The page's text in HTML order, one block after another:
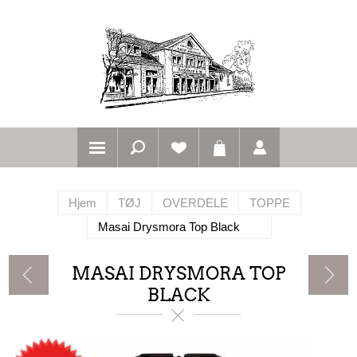
Hjem TØJ OVERDELE
TOPPE
Masai Drysmora Top Black
MASAI DRYSMORA TOP
BLACK